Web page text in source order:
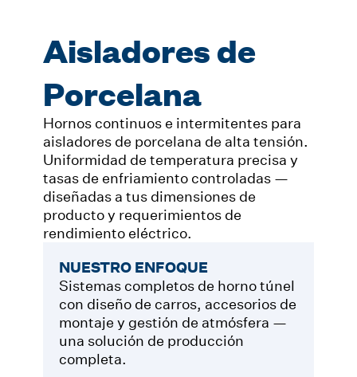
Aisladores de
Porcelana
Hornos continuos e intermitentes para
aisladores de porcelana de alta tensión.
Uniformidad de temperatura precisa y
tasas de enfriamiento controladas —
diseñadas a tus dimensiones de
producto y requerimientos de
rendimiento eléctrico.
NUESTRO ENFOQUE
Sistemas completos de horno túnel
con diseño de carros, accesorios de
montaje y gestión de atmósfera —
una solución de producción
completa.